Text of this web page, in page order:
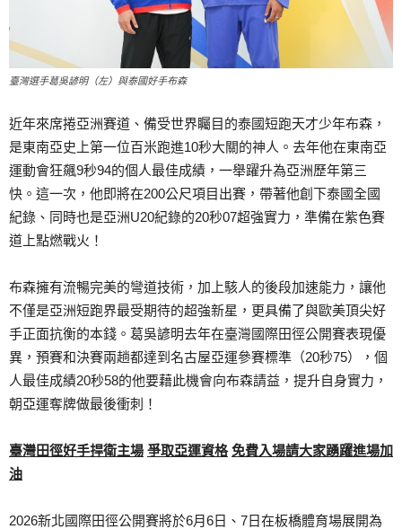
臺灣選手葛吳諺明（左）與泰國好手布森
近年來席捲亞洲賽道、備受世界矚目的泰國短跑天才少年布森，
是東南亞史上第一位百米跑進10秒大關的神人。去年他在東南亞
運動會狂飆9秒94的個人最佳成績，一舉躍升為亞洲歷年第三
快。這一次，他即將在200公尺項目出賽，帶著他創下泰國全國
紀錄、同時也是亞洲U20紀錄的20秒07超強實力，準備在紫色賽
道上點燃戰火！
布森擁有流暢完美的彎道技術，加上駭人的後段加速能力，讓他
不僅是亞洲短跑界最受期待的超強新星，更具備了與歐美頂尖好
手正面抗衡的本錢。葛吳諺明去年在臺灣國際田徑公開賽表現優
異，預賽和決賽兩趟都達到名古屋亞運參賽標準（20秒75），個
人最佳成績20秒58的他要藉此機會向布森請益，提升自身實力，
朝亞運奪牌做最後衝刺！
臺灣田徑好手捍衛主場 爭取亞運資格 免費入場請大家踴躍進場加
油
2026新北國際田徑公開賽將於6月6日、7日在板橋體育場展開為